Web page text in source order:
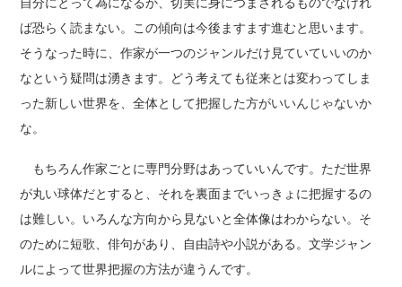
ば恐らく読まない。この傾向は今後ますます進むと思います。
そうなった時に、作家が一つのジャンルだけ見ていていいのか
なという疑問は湧きます。どう考えても従来とは変わってしま
った新しい世界を、全体として把握した方がいいんじゃないか
な。
もちろん作家ごとに専門分野はあっていいんです。ただ世界
が丸い球体だとすると、それを裏面までいっきょに把握するの
は難しい。いろんな方向から見ないと全体像はわからない。そ
のために短歌、俳句があり、自由詩や小説がある。文学ジャン
ルによって世界把握の方法が違うんです。